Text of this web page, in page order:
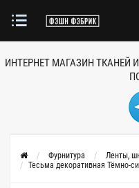
ИНТЕРНЕТ МАГАЗИН ТКАНЕЙ
Фурнитура Ленты,
Тесьма декоративная Тёмно-